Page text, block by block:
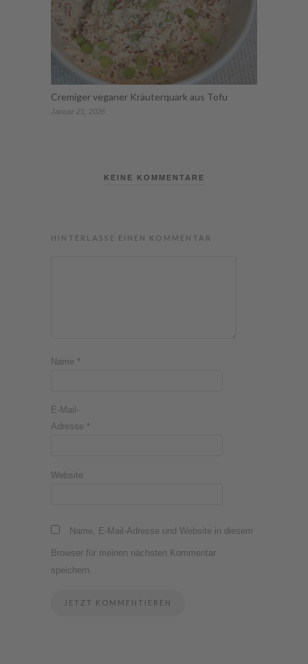
Cremiger veganer Kräuterquark aus Tofu
Januar 21, 2026
KEINE KOMMENTARE
HINTERLASSE EINEN KOMMENTAR
Name *
E-Mail-
Adresse *
Website
Name, E-Mail-Adresse und Website in diesem
Browser für meinen nächsten Kommentar
speichern.